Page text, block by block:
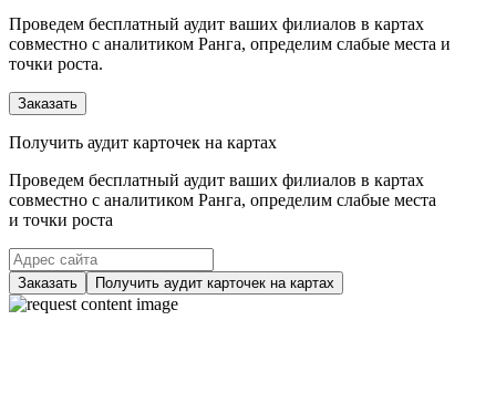
Проведем бесплатный аудит ваших филиалов в картах
совместно с аналитиком Ранга, определим слабые места и
точки роста.
Заказать
Получить аудит карточек на картах
Проведем бесплатный аудит ваших филиалов в картах
совместно с аналитиком Ранга, определим слабые места
и точки роста
Заказать Получить аудит карточек на картах